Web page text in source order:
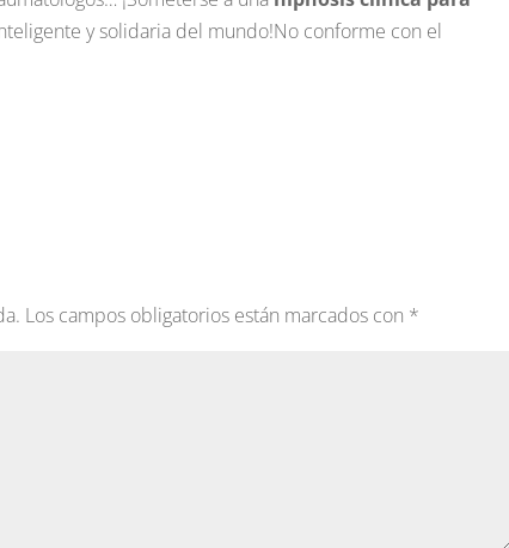
y solidaria del mundo!No conforme con el
Los campos obligatorios están marcados con *